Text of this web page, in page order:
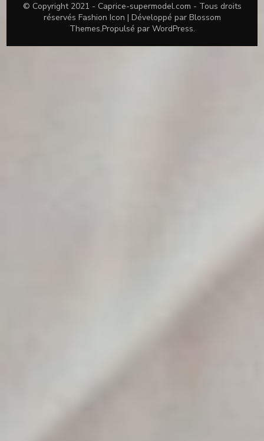
© Copyright 2021 - Caprice-supermodel.com - Tous droits
réservés Fashion Icon | Développé par Blossom
Themes.Propulsé par WordPress.